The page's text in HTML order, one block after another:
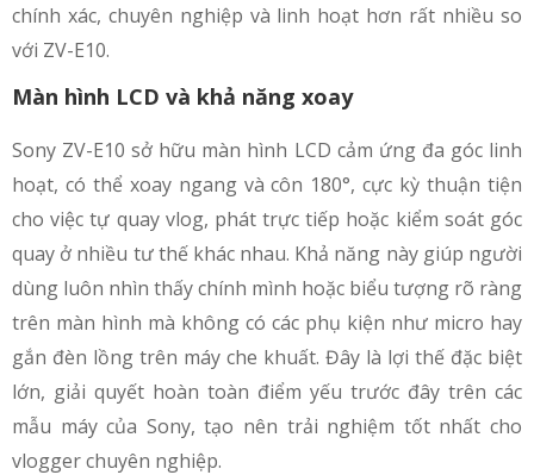
chính xác, chuyên nghiệp và linh hoạt hơn rất nhiều so
với ZV-E10.
Màn hình LCD và khả năng xoay
Sony ZV-E10 sở hữu màn hình LCD cảm ứng đa góc linh
hoạt, có thể xoay ngang và côn 180°, cực kỳ thuận tiện
cho việc tự quay vlog, phát trực tiếp hoặc kiểm soát góc
quay ở nhiều tư thế khác nhau. Khả năng này giúp người
dùng luôn nhìn thấy chính mình hoặc biểu tượng rõ ràng
trên màn hình mà không có các phụ kiện như micro hay
gắn đèn lồng trên máy che khuất. Đây là lợi thế đặc biệt
lớn, giải quyết hoàn toàn điểm yếu trước đây trên các
mẫu máy của Sony, tạo nên trải nghiệm tốt nhất cho
vlogger chuyên nghiệp.